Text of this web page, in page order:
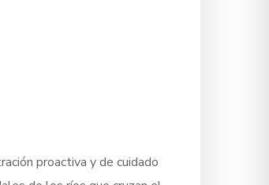
proactiva y de cuidado